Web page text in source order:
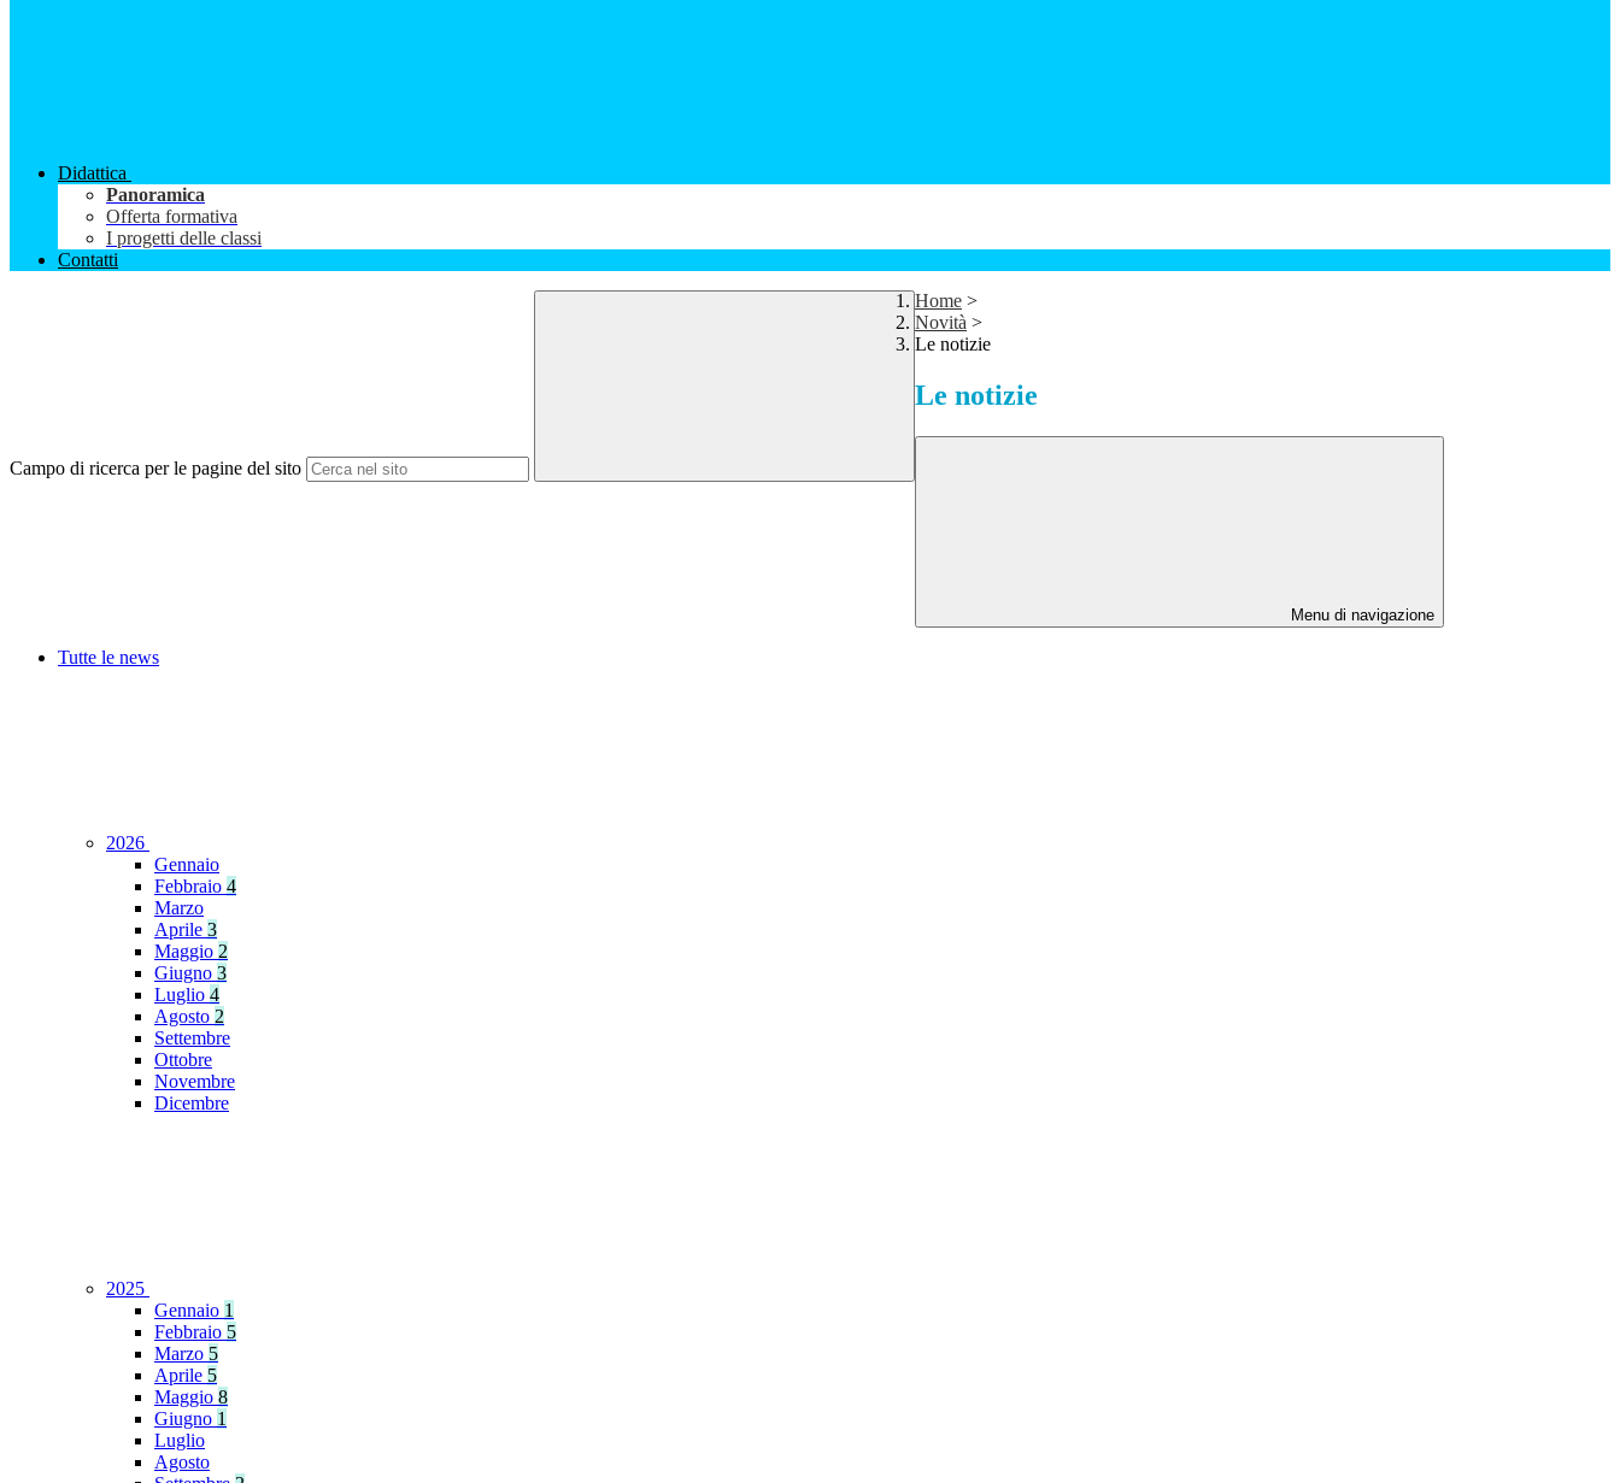
Didattica
Panoramica
Offerta formativa
I progetti delle classi
Contatti
Campo di ricerca per le pagine del sito
Home >
Novità >
Le notizie
Le notizie
Menu di navigazione
Tutte le news
2026
Gennaio
Febbraio 4
Marzo
Aprile 3
Maggio 2
Giugno 3
Luglio 4
Agosto 2
Settembre
Ottobre
Novembre
Dicembre
2025
Gennaio 1
Febbraio 5
Marzo 5
Aprile 5
Maggio 8
Giugno 1
Luglio
Agosto